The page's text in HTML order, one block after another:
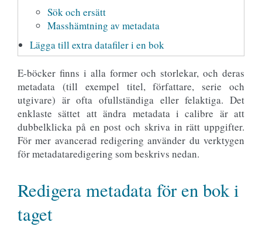
Sök och ersätt
Masshämtning av metadata
Lägga till extra datafiler i en bok
E-böcker finns i alla former och storlekar, och deras
metadata (till exempel titel, författare, serie och
utgivare) är ofta ofullständiga eller felaktiga. Det
enklaste sättet att ändra metadata i calibre är att
dubbelklicka på en post och skriva in rätt uppgifter.
För mer avancerad redigering använder du verktygen
för metadataredigering som beskrivs nedan.
Redigera metadata för en bok i
taget